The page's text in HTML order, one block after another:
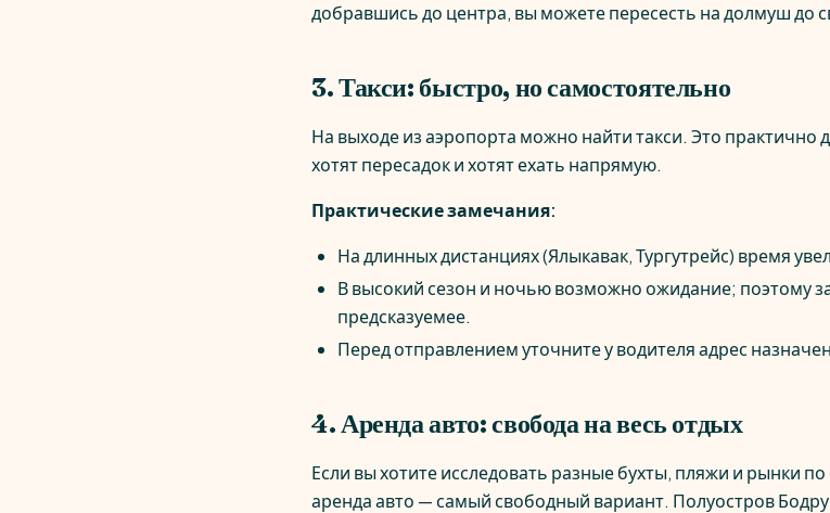
добравшись до центра, вы можете пересесть на долмуш до
3. Такси: быстро, но самостоятельно
На выходе из аэропорта можно найти такси. Это практично
хотят пересадок и хотят ехать напрямую.
Практические замечания:
На длинных дистанциях (Ялыкавак, Тургутрейс) время
В высокий сезон и ночью возможно ожидание; поэтому
предсказуемее.
Перед отправлением уточните у водителя адрес
4. Аренда авто: свобода на весь отдых
Если вы хотите исследовать разные бухты, пляжи и рынки
аренда авто — самый свободный вариант. Полуостров